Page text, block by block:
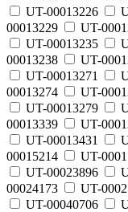
UT-00013226
00013229
UT-
UT-00013235
00013238
UT-
UT-00013271
00013274
UT-
UT-00013279
00013339
UT-
UT-00013431
00015214
UT-
UT-00023896
00024173
UT-
UT-00040706